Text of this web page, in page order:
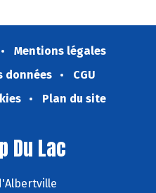
Mentions légales
données
CGU
Plan du site
Du Lac